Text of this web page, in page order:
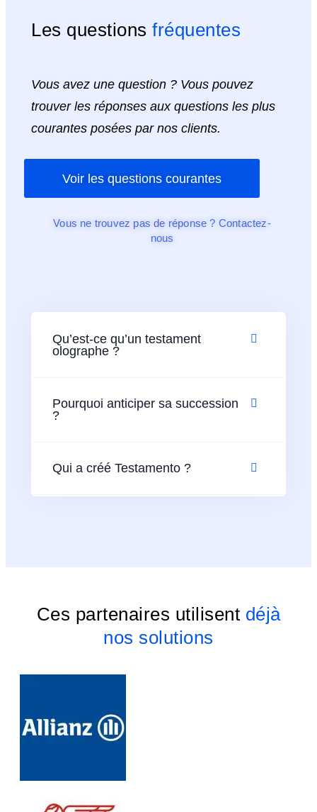
Les questions fréquentes
Vous avez une question ? Vous pouvez
trouver les réponses aux questions les plus
courantes posées par nos clients.
Voir les questions courantes
Vous ne trouvez pas de réponse ? Contactez-
nous
Qu’est-ce qu’un testament
olographe ?
Pourquoi anticiper sa succession
?
Qui a créé Testamento ?
Ces partenaires utilisent déjà
nos solutions